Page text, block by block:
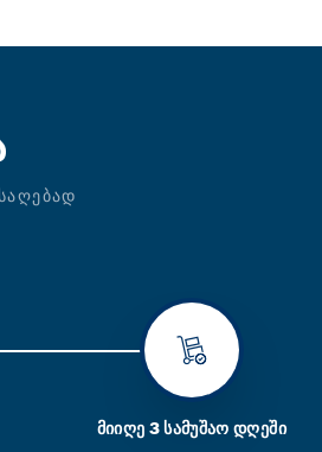
ᲛᲘᲘᲦᲔ 3 ᲡᲐᲛᲣᲨᲐᲝ ᲓᲦᲔᲨᲘ